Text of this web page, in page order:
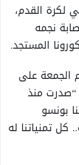
لكرة القدم،
نجمه
المستجد.
الجمعة على
منذ
كوفيد 19 للاعبنا بونسو
تمنياتنا له